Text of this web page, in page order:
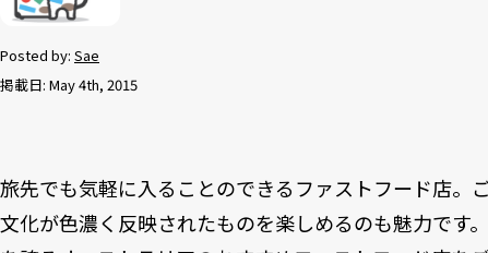
Posted by: Sae
掲載日: May 4th, 2015
旅先でも気軽に入ることのできるファストフード店。
文化が色濃く反映されたものを楽しめるのも魅力です